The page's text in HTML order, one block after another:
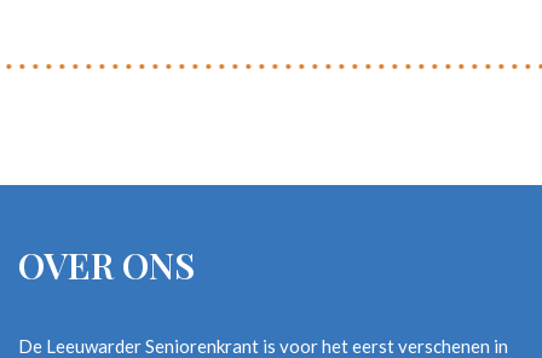
OVER ONS
De Leeuwarder Seniorenkrant is voor het eerst verschenen in